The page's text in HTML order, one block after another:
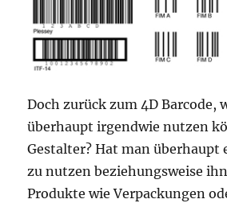
Doch zurück zum 4D Barcode,
überhaupt irgendwie nutzen
Gestalter? Hat man überhaupt
zu nutzen beziehungsweise
Produkte wie Verpackungen